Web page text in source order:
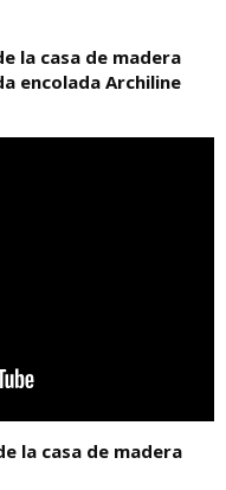
la casa de madera
encolada Archiline
la casa de madera